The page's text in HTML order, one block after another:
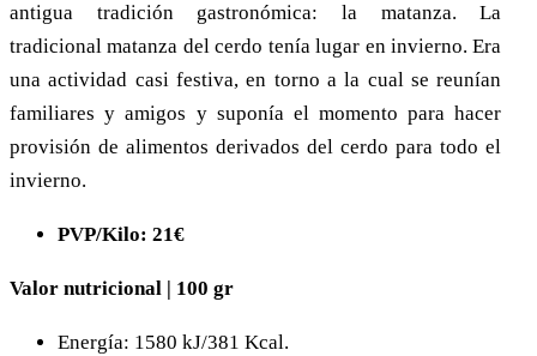
antigua tradición gastronómica: la matanza. La
tradicional matanza del cerdo tenía lugar en invierno. Era
una actividad casi festiva, en torno a la cual se reunían
familiares y amigos y suponía el momento para hacer
provisión de alimentos derivados del cerdo para todo el
invierno.
PVP/Kilo: 21€
Valor nutricional | 100 gr
Energía: 1580 kJ/381 Kcal.